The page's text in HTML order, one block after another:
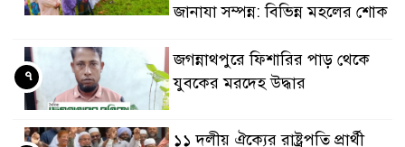
জানাযা সম্পন্ন: বিভিন্ন মহলের শোক
জগন্নাথপুরে ফিশারির পাড় থেকে
যুবকের মরদেহ উদ্ধার
৭
১১ দলীয় ঐক্যের রাষ্ট্রপতি প্রার্থী